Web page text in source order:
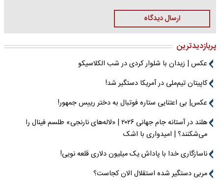
ارسال دیدگاه
پربازدیدترین
عکس | زیدان با شلوار کردی در شب الکلاسیکو
کاپیتان تیم‌ملی در آمریکا دستگیر شد!
عکس| بی اعتنایی ستاره فوتبال به دختر رییس جمهور!
هلند در آستانه جام جهانی ۲۰۲۶ | «لاله‌های نارنجی» طلسم فینال را
می‌شکنند؟ | امیدواری با اشک
ناسازگاری خدا با پاداش یک میلیون دلاری قلعه نویی!
مربی دستگیر شده استقلال الان کجاست؟